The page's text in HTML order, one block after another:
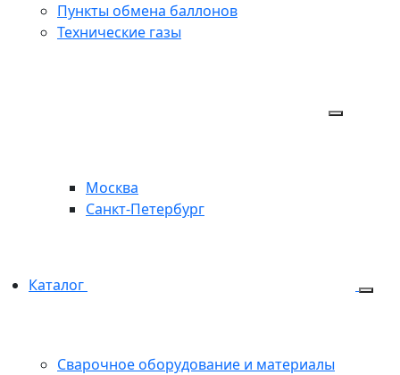
Пункты обмена баллонов
Технические газы
Москва
Санкт-Петербург
Каталог
Сварочное оборудование и материалы